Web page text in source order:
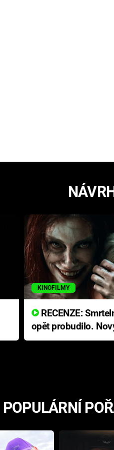
KINOFILMY
RECENZE: Smrtelné zlo se
opět probudilo.
přichází s
POPULÁRNÍ